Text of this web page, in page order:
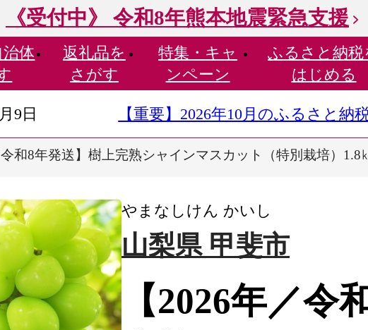
《受付中》 令和8年熊本地震緊急支援
治体
返礼品を
さがす
特集・ キャ
ンペーン
ふるさと納税
はじめる
9日 【重要】2026年10月のふるさと
令和8年発送】樹上完熟シャインマスカット（特別栽培）
やまなしけん かいし
山梨県 甲斐市
【2026年／令